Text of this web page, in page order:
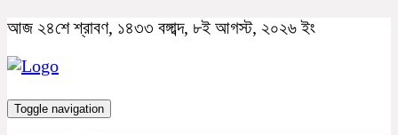
আজ ২৪শে শ্রাবণ, ১৪৩৩ বঙ্গাব্দ, ৮ই আগস্ট, ২০২৬ ইং
Toggle navigation